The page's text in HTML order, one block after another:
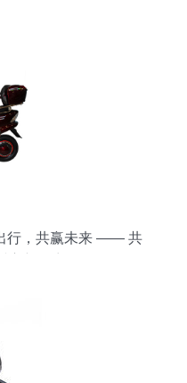
行，共赢未来 —— 共